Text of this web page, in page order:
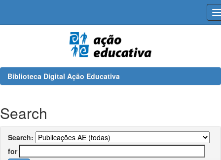
Biblioteca Digital Ação Educativa
Search
Search:
for